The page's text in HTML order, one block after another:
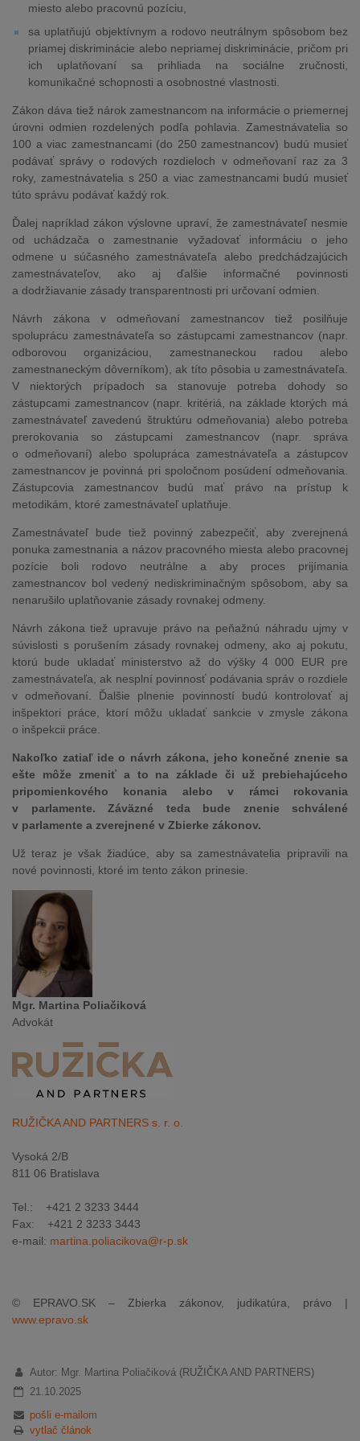
miesto alebo pracovnú pozíciu,
sa uplatňujú objektívnym a rodovo neutrálnym spôsobom bez
priamej diskriminácie alebo nepriamej diskriminácie, pričom pri
ich uplatňovaní sa prihliada na sociálne zručnosti,
komunikačné schopnosti a osobnostné vlastnosti.
Zákon dáva tiež nárok zamestnancom na informácie o priemernej
úrovni odmien rozdelených podľa pohlavia. Zamestnávatelia so
100 a viac zamestnancami (do 250 zamestnancov) budú musieť
podávať správy o rodových rozdieloch v odmeňovaní raz za 3
roky, zamestnávatelia s 250 a viac zamestnancami budú musieť
túto správu podávať každý rok.
Ďalej napríklad zákon výslovne upraví, že zamestnávateľ nesmie
od uchádzača o zamestnanie vyžadovať informáciu o jeho
odmene u súčasného zamestnávateľa alebo predchádzajúcich
zamestnávateľov, ako aj ďalšie informačné povinnosti
a dodržiavanie zásady transparentnosti pri určovaní odmien.
Návrh zákona v odmeňovaní zamestnancov tiež posilňuje
spoluprácu zamestnávateľa so zástupcami zamestnancov (napr.
odborovou organizáciou, zamestnaneckou radou alebo
zamestnaneckým dôverníkom), ak títo pôsobia u zamestnávateľa.
V niektorých prípadoch sa stanovuje potreba dohody so
zástupcami zamestnancov (napr. kritériá, na základe ktorých má
zamestnávateľ zavedenú štruktúru odmeňovania) alebo potreba
prerokovania so zástupcami zamestnancov (napr. správa
o odmeňovaní) alebo spolupráca zamestnávateľa a zástupcov
zamestnancov je povinná pri spoločnom posúdení odmeňovania.
Zástupcovia zamestnancov budú mať právo na prístup k
metodikám, ktoré zamestnávateľ uplatňuje.
Zamestnávateľ bude tiež povinný zabezpečiť, aby zverejnená
ponuka zamestnania a názov pracovného miesta alebo pracovnej
pozície boli rodovo neutrálne a aby proces prijímania
zamestnancov bol vedený nediskriminačným spôsobom, aby sa
nenarušilo uplatňovanie zásady rovnakej odmeny.
Návrh zákona tiež upravuje právo na peňažnú náhradu ujmy v
súvislosti s porušením zásady rovnakej odmeny, ako aj pokutu,
ktorú bude ukladať ministerstvo až do výšky 4 000 EUR pre
zamestnávateľa, ak nesplní povinnosť podávania správ o rozdiele
v odmeňovaní. Ďalšie plnenie povinností budú kontrolovať aj
inšpektori práce, ktorí môžu ukladať sankcie v zmysle zákona
o inšpekcii práce.
Nakoľko zatiaľ ide o návrh zákona, jeho konečné znenie sa
ešte môže zmeniť a to na základe či už prebiehajúceho
pripomienkového konania alebo v rámci rokovania
v parlamente. Záväzné teda bude znenie schválené
v parlamente a zverejnené v Zbierke zákonov.
Už teraz je však žiadúce, aby sa zamestnávatelia pripravili na
nové povinnosti, ktoré im tento zákon prinesie.
Mgr. Martina Poliačiková
Advokát
RUŽIČKA AND PARTNERS s. r. o.
Vysoká 2/B
811 06 Bratislava
Tel.: +421 2 3233 3444
Fax: +421 2 3233 3443
e-mail: martina.poliacikova@r-p.sk
© EPRAVO.SK – Zbierka zákonov, judikatúra, právo |
www.epravo.sk
Autor: Mgr. Martina Poliačiková (RUŽIČKA AND PARTNERS)
21.10.2025
pošli e-mailom
vytlač článok